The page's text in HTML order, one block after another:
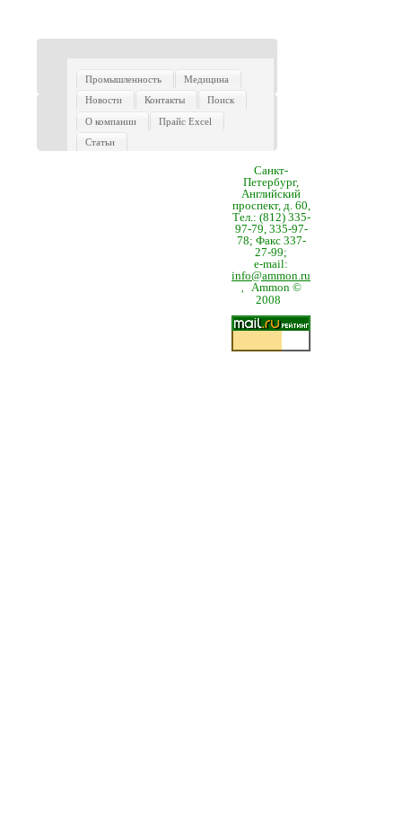
Промышленность
Медицина
Новости
Контакты
Поиск
О компании
Прайс Excel
Статьи
Санкт-
Петербург,
Английский
проспект, д. 60,
Тел.: (812) 335-
97-79, 335-97-
78; Факс 337-
27-99;
e-mail:
info@ammon.ru
Ammon ©
2008